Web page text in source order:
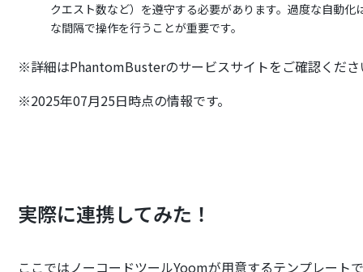
クエスト数など）を遵守する必要があります。過度な自動
な間隔で操作を行うことが重要です。
※詳細はPhantomBusterのサービスサイトをご確認くだ
※2025年07月25日時点の情報です。
実際に連携してみた！
ここではノーコードツールYoomが用意するテンプレー